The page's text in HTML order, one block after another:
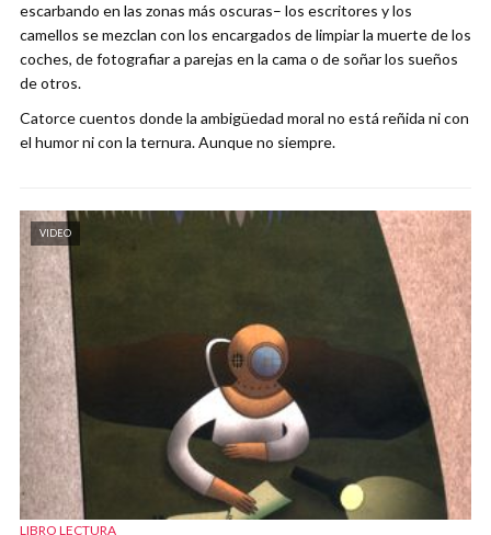
escarbando en las zonas más oscuras– los escritores y los
camellos se mezclan con los encargados de limpiar la muerte de los
coches, de fotografiar a parejas en la cama o de soñar los sueños
de otros.
Catorce cuentos donde la ambigüedad moral no está reñida ni con
el humor ni con la ternura. Aunque no siempre.
VIDEO
LIBRO LECTURA